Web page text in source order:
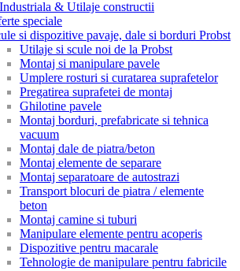
& Utilaje constructii
speciale
si dispozitive pavaje, dale si borduri Probst
Utilaje si scule noi de la Probst
Montaj si manipulare pavele
Umplere rosturi si curatarea suprafetelor
Pregatirea suprafetei de montaj
Ghilotine pavele
Montaj borduri, prefabricate si tehnica
vacuum
Montaj dale de piatra/beton
Montaj elemente de separare
Montaj separatoare de autostrazi
Transport blocuri de piatra / elemente
beton
Montaj camine si tuburi
Manipulare elemente pentru acoperis
Dispozitive pentru macarale
Tehnologie de manipulare pentru fabricile